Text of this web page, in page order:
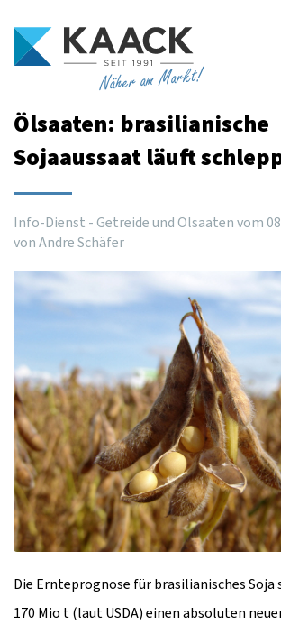
Näher am Markt!
Ölsaaten: brasilianische
Sojaaussaat läuft
Info-Dienst - Getreide und Ölsaaten vom08
von Andre Schäfer
Die Ernteprognose für brasilianisches
170 Mio t (laut USDA) einen absoluten